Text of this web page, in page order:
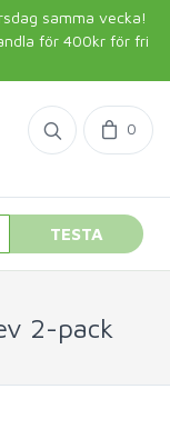
samma vecka!
för 400kr för fri
0
TESTA
2-pack